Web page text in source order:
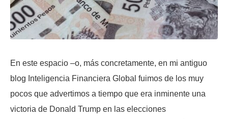
En este espacio –o, más concretamente, en mi antiguo
blog Inteligencia Financiera Global fuimos de los muy
pocos que advertimos a tiempo que era inminente una
victoria de Donald Trump en las elecciones